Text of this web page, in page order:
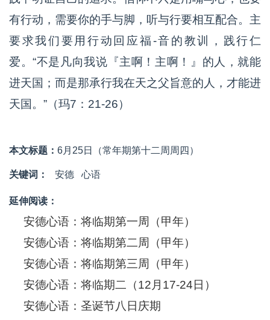
有行动，需要你的手与脚，听与行要相互配合。主
要求我们要用行动回应福-音的教训，践行仁
爱。“不是凡向我说『主啊！主啊！』的人，就能
进天国；而是那承行我在天之父旨意的人，才能进
天国。”（玛7：21-26）
本文标题： 6月25日（常年期第十二周周四）
关键词： 安德 心语
延伸阅读：
安德心语：将临期第一周（甲年）
安德心语：将临期第二周（甲年）
安德心语：将临期第三周（甲年）
安德心语：将临期二（12月17-24日）
安德心语：圣诞节八日庆期